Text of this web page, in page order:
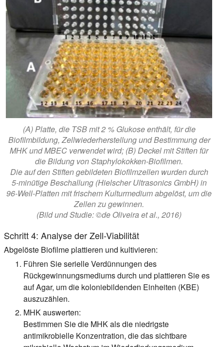
(A) Platte, die TSB mit 2 % Glukose enthält, für die
Biofilmbildung, Zellwiederherstellung und Bestimmung der
MHK und MBEC verwendet wird; (B) Deckel mit Stiften für
die Bildung von Staphylokokken-Biofilmen.
Die auf den Stiften gebildeten Biofilmzellen wurden durch
5-minütige Beschallung (Hielscher Ultrasonics GmbH) in
96-Well-Platten mit frischem Kulturmedium abgelöst, um die
Zellen zu gewinnen.
(Bild und Studie: ©de Oliveira et al., 2016)
Schritt 4: Analyse der Zell-Viabilität
Abgelöste Biofilme plattieren und kultivieren:
Führen Sie serielle Verdünnungen des
Rückgewinnungsmediums durch und plattieren Sie es
auf Agar, um die koloniebildenden Einheiten (KBE)
auszuzählen.
MHK auswerten:
Bestimmen Sie die MHK als die niedrigste
antimikrobielle Konzentration, die das sichtbare